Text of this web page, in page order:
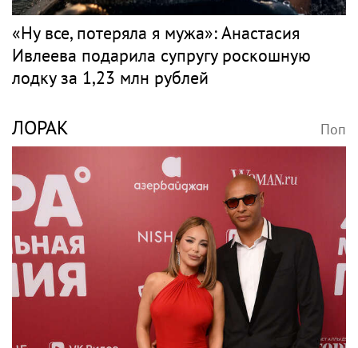
«Ну все, потеряла я мужа»: Анастасия
Ивлеева подарила супругу роскошную
лодку за 1,23 млн рублей
ЛОРАК Поп